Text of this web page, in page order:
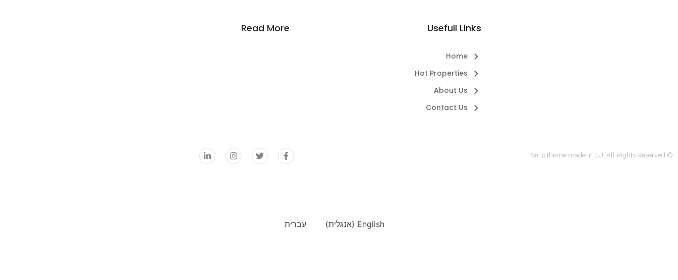
Usefull Links
Home
Hot Properties
About Us
Contact Us
Read More
© Selio theme made in EU. All Rights Reserved.
English
(אנגלית) עברית